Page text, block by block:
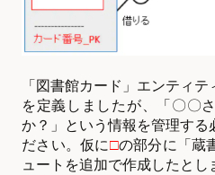
「図書館カード」エンティ
を定義しましたが、「〇〇
か？」という情報を管理する
ださい。仮に□の部分に「蔵
ュートを追加で作成したとし